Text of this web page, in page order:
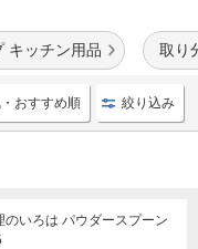
キッチン用品 取り
品揃え。
工場で使うような大
・おすすめ順 絞り込み
いろは パウダースプーン